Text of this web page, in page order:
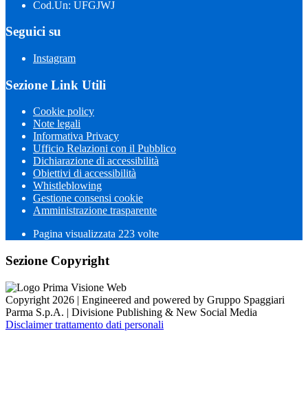
Cod.Un: UFGJWJ
Seguici su
Instagram
Sezione Link Utili
Cookie policy
Note legali
Informativa Privacy
Ufficio Relazioni con il Pubblico
Dichiarazione di accessibilità
Obiettivi di accessibilità
Whistleblowing
Gestione consensi cookie
Amministrazione trasparente
Pagina visualizzata 223 volte
Sezione Copyright
Copyright 2026 | Engineered and powered by Gruppo Spaggiari
Parma S.p.A. | Divisione Publishing & New Social Media
Disclaimer trattamento dati personali